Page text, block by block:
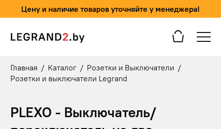
Цену и наличие товаров уточняйте у менеджера!
Главная / Каталог / Розетки и Выключатели /
Розетки и выключатели Legrand
PLEXO - Выключатель/